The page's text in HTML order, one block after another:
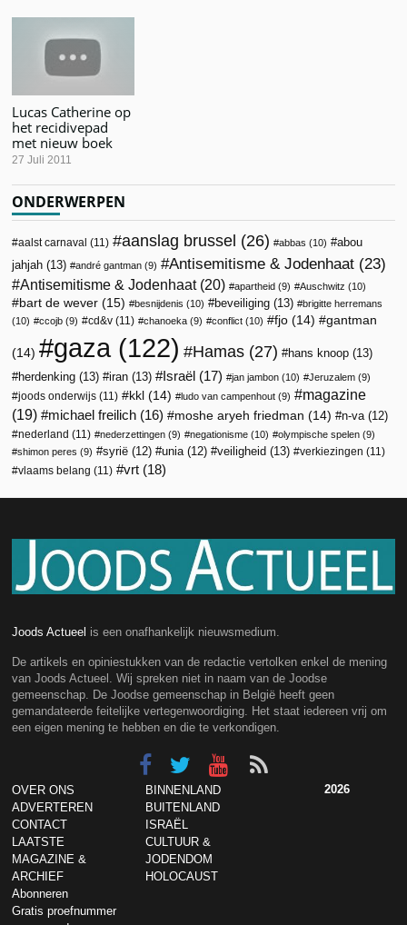
Lucas Catherine op
het recidivepad
met nieuw boek
27 Juli 2011
ONDERWERPEN
aalst carnaval (11) aanslag brussel (26) abbas (10)
abou
jahjah (13) andré gantman (9) Antisemitisme & Jodenhaat (23)
Antisemitisme & Jodenhaat(20) apartheid (9) Auschwitz (10)
bart de wever (15) besnijdenis (10) beveiliging (13)
brigitte herremans
(10)
ccojb (9) cd&v (11) chanoeka (9) conflict (10) fjo (14) gantman
(14) gaza(122) Hamas (27) hans knoop (13)
herdenking (13) iran (13) Israël (17) jan jambon (10) Jeruzalem (9)
joods onderwijs (11) kkl (14) ludo van campenhout (9)
magazine
(19)
michael freilich (16) moshe aryeh friedman (14) n-va(12)
nederland (11) nederzettingen (9) negationisme (10) olympische spelen (9)
shimon peres (9) syrië (12) unia(12) veiligheid (13) verkiezingen (11)
vlaams belang (11) vrt (18)
Joods Actueel is een onafhankelijk nieuwsmedium.
De artikels en opiniestukken van de redactie vertolken enkel de mening
van Joods Actueel. Wij spreken niet in naam van de Joodse
gemeenschap. De Joodse gemeenschap in België heeft geen
gemandateerde feitelijke vertegenwoordiging. Het staat iedereen vrij om
een eigen mening te hebben en die te verkondigen.
OVER ONS
ADVERTEREN
CONTACT
LAATSTE
MAGAZINE &
ARCHIEF
Abonneren
Gratis proefnummer
BINNENLAND
BUITENLAND
ISRAËL
CULTUUR &
JODENDOM
HOLOCAUST
2026